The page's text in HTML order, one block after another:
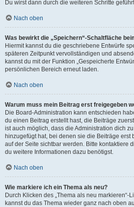
Du wirst dann durch die weiteren Schritte
Nach oben
Was bewirkt die „Speichern“-Schaltfläche
Hiermit kannst du die geschriebene Entwürfe
späteren Zeitpunkt vervollständigen und
kannst du mit der Funktion „Gespeicherte
persönlichen Bereich erneut laden.
Nach oben
Warum muss mein Beitrag erst freigegeben
Die Board-Administration kann entschieden
du einen Beitrag erstellt hast, die Beiträge
ist auch möglich, dass die Administration dich
hinzugefügt hat, bei denen sie die Beiträge erst
auf der Seite sichtbar werden. Bitte kontaktiere
du weitere Informationen dazu benötigst.
Nach oben
Wie markiere ich ein Thema als neu?
Durch Klicken des „Thema als neu markieren“-
kannst du das Thema wieder ganz nach oben